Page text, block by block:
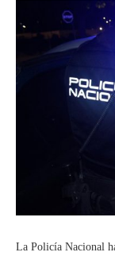
La Policía Nacional